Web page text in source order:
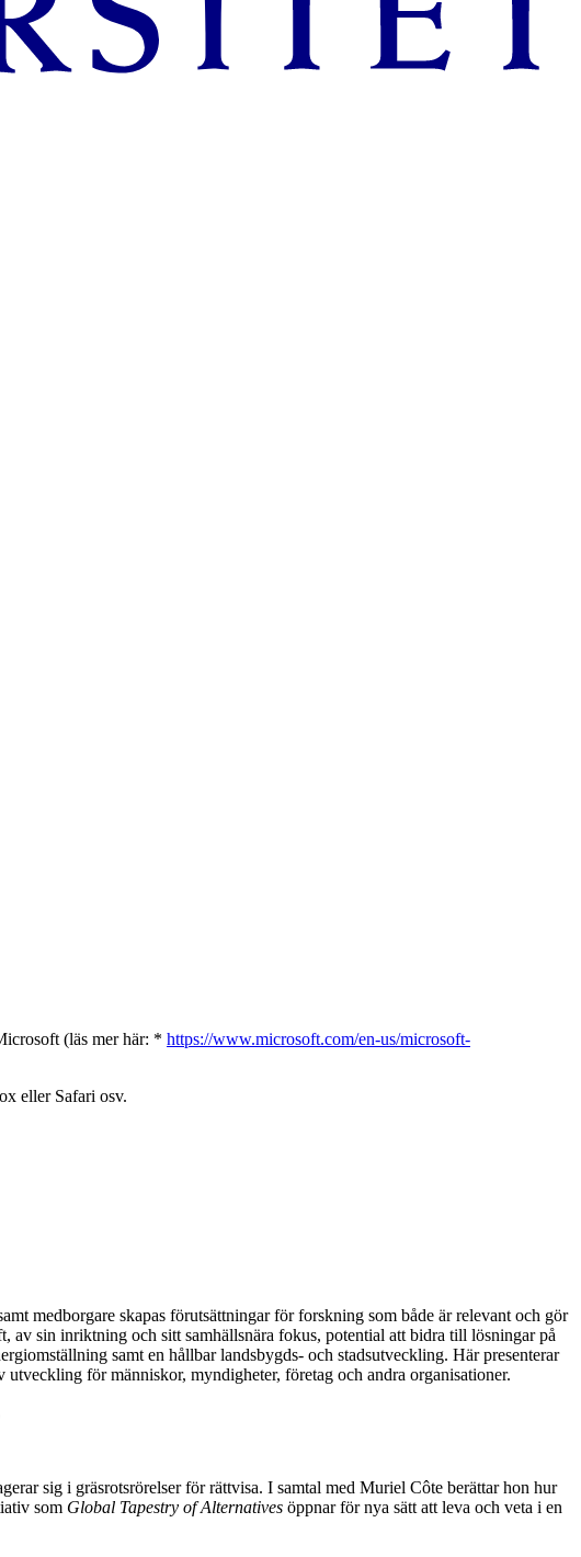
(läs mer här: * https://www.microsoft.com/en-us/microsoft-
eller Safari osv.
medborgare skapas förutsättningar för forskning som både är relevant och gör
sin inriktning och sitt samhällsnära fokus, potential att bidra till lösningar på
samt en hållbar landsbygds- och stadsutveckling. Här presenterar
för människor, myndigheter, företag och andra organisationer.
sig i gräsrotsrörelser för rättvisa. I samtal med Muriel Côte berättar hon hur
som Global Tapestry of Alternatives öppnar för nya sätt att leva och veta i en